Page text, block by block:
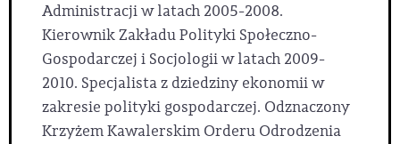
Administracji w latach 2005-2008.
Kierownik Zakładu Polityki Społeczno-
Gospodarczej i Socjologii w latach 2009-
2010. Specjalista z dziedziny ekonomii w
zakresie polityki gospodarczej. Odznaczony
Krzyżem Kawalerskim Orderu Odrodzenia